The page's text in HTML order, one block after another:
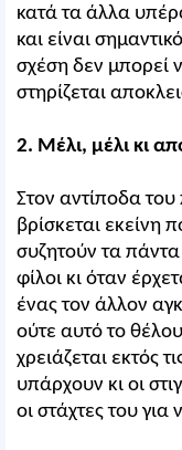
κατά τα άλλα
και είναι
σχέση δεν μπορεί
στηρίζεται
2. Μέλι, μέλι κι
Στον αντίποδα
βρίσκεται εκείνη
συζητούν τα
φίλοι κι όταν
ένας τον άλλον
ούτε αυτό το
χρειάζεται εκτός
υπάρχουν κι οι
οι στάχτες του